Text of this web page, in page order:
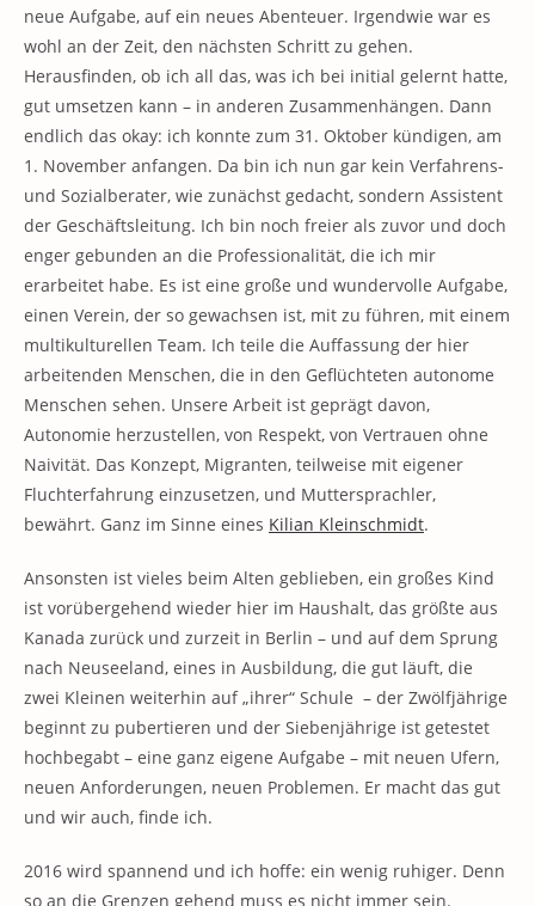
neue Aufgabe, auf ein neues Abenteuer. Irgendwie war es
wohl an der Zeit, den nächsten Schritt zu gehen.
Herausfinden, ob ich all das, was ich bei initial gelernt hatte,
gut umsetzen kann – in anderen Zusammenhängen. Dann
endlich das okay: ich konnte zum 31. Oktober kündigen, am
1. November anfangen. Da bin ich nun gar kein Verfahrens-
und Sozialberater, wie zunächst gedacht, sondern Assistent
der Geschäftsleitung. Ich bin noch freier als zuvor und doch
enger gebunden an die Professionalität, die ich mir
erarbeitet habe. Es ist eine große und wundervolle Aufgabe,
einen Verein, der so gewachsen ist, mit zu führen, mit einem
multikulturellen Team. Ich teile die Auffassung der hier
arbeitenden Menschen, die in den Geflüchteten autonome
Menschen sehen. Unsere Arbeit ist geprägt davon,
Autonomie herzustellen, von Respekt, von Vertrauen ohne
Naivität. Das Konzept, Migranten, teilweise mit eigener
Fluchterfahrung einzusetzen, und Muttersprachler,
bewährt. Ganz im Sinne eines Kilian Kleinschmidt.
Ansonsten ist vieles beim Alten geblieben, ein großes Kind
ist vorübergehend wieder hier im Haushalt, das größte aus
Kanada zurück und zurzeit in Berlin – und auf dem Sprung
nach Neuseeland, eines in Ausbildung, die gut läuft, die
zwei Kleinen weiterhin auf „ihrer“ Schule – der Zwölfjährige
beginnt zu pubertieren und der Siebenjährige ist getestet
hochbegabt – eine ganz eigene Aufgabe – mit neuen Ufern,
neuen Anforderungen, neuen Problemen. Er macht das gut
und wir auch, finde ich.
2016 wird spannend und ich hoffe: ein wenig ruhiger. Denn
so an die Grenzen gehend muss es nicht immer sein.